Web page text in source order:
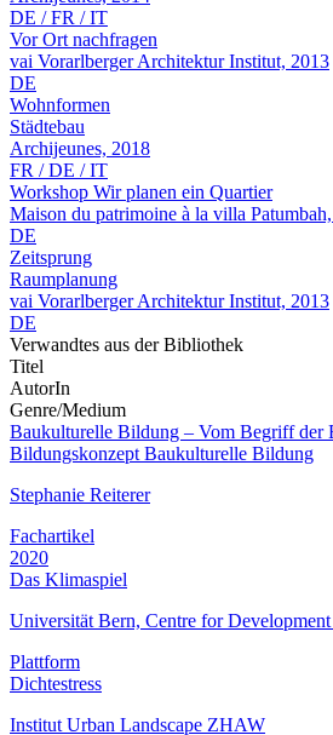
DE / FR / IT
Vor Ort nachfragen
vai Vorarlberger Architektur Institut, 2013
DE
Wohnformen
Städtebau
Archijeunes, 2018
FR / DE / IT
Workshop Wir planen ein Quartier
Maison du patrimoine à la villa
DE
Zeitsprung
Raumplanung
vai Vorarlberger Architektur Institut, 2013
DE
Verwandtes aus der Bibliothek
Titel
AutorIn
Genre/Medium
Baukulturelle Bildung – Vom Begriff der
Bildungskonzept Baukulturelle Bildung
Stephanie Reiterer
Fachartikel
2020
Das Klimaspiel
Universität Bern, Centre for
Plattform
Dichtestress
Institut Urban Landscape ZHAW